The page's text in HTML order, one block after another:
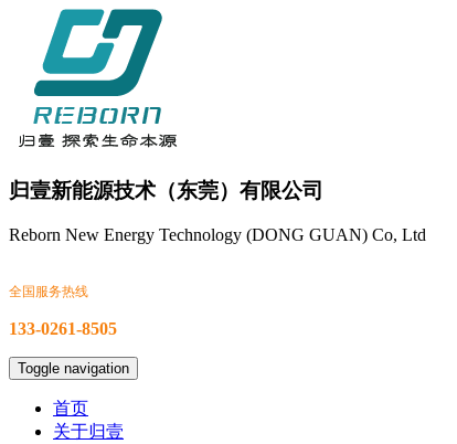
归壹新能源技术（东莞）有限公司
Reborn New Energy Technology (DONG GUAN) Co, Ltd
全国服务热线
133-0261-8505
Toggle navigation
首页
关于归壹